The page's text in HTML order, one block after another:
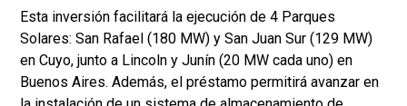
Esta inversión facilitará la ejecución de 4 Parques
Solares: San Rafael (180 MW) y San Juan Sur (129 MW)
en Cuyo, junto a Lincoln y Junín (20 MW cada uno) en
Buenos Aires. Además, el préstamo permitirá avanzar en